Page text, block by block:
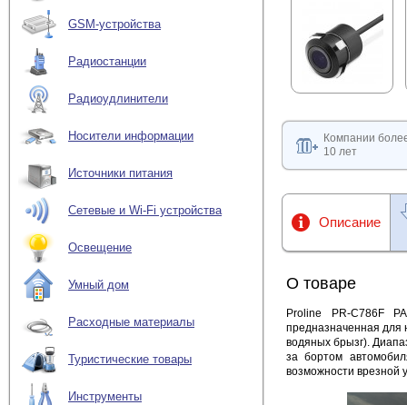
GSM-устройства
Радиостанции
Радиоудлинители
Носители информации
Источники питания
Сетевые и Wi-Fi устройства
Освещение
Умный дом
Расходные материалы
Туристические товары
Инструменты
Компании
10 лет
Описание
О товаре
Proline PR-C786F
предназначенная для
водяных брызг).
за бортом
возможности врезной